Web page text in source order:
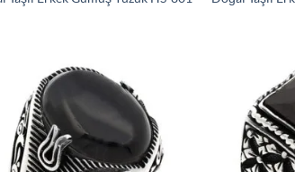
Listeme
Ekle